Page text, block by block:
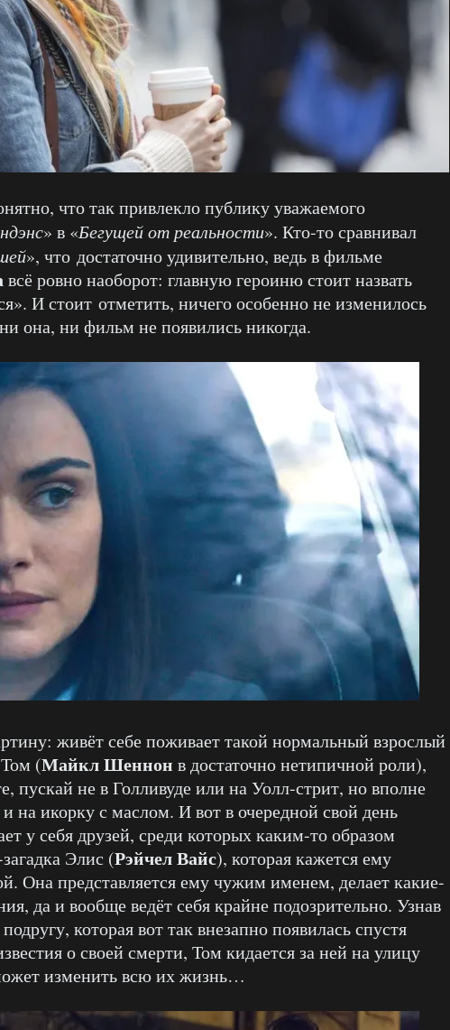
что так привлекло публику уважаемого
» в «Бегущей от реальности». Кто-то сравнивал
», что достаточно удивительно, ведь в фильме
всё ровно наоборот: главную героиню стоит назвать
И стоит отметить, ничего особенно не изменилось
она, ни фильм не появились никогда.
живёт себе поживает такой нормальный взрослый
(Майкл Шеннон в достаточно нетипичной роли),
пускай не в Голливуде или на Уолл-стрит, но вполне
на икорку с маслом. И вот в очередной свой день
у себя друзей, среди которых каким-то образом
Элис (Рэйчел Вайс), которая кажется ему
Она представляется ему чужим именем, делает какие-
да и вообще ведёт себя крайне подозрительно. Узнав
которая вот так внезапно появилась спустя
о своей смерти, Том кидается за ней на улицу
изменить всю их жизнь…